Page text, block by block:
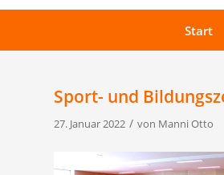
Start
Sport- und
27. Januar 2022 / von Manni Otto